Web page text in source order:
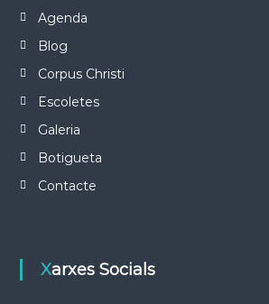
Agenda
Blog
Corpus Christi
Escoletes
Galeria
Botigueta
Contacte
Xarxes Socials